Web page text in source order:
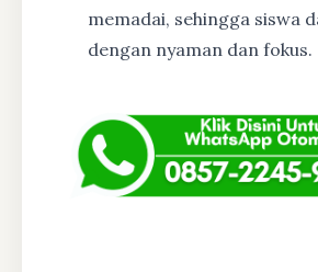
memadai, sehingga siswa
dengan nyaman dan fokus.